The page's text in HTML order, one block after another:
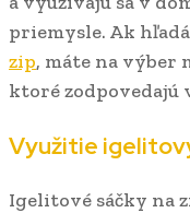
priemysle. Ak
zip, máte na výber
ktoré zodpovedajú
Využitie
Igelitové sáčky na